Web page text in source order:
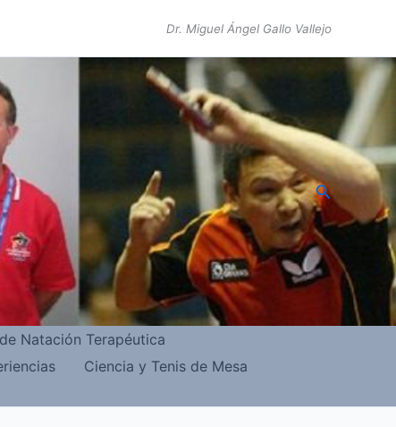
Dr. Miguel Ángel Gallo Vallejo
Buscar
Natación Terapéutica
Ciencia y Tenis de Mesa